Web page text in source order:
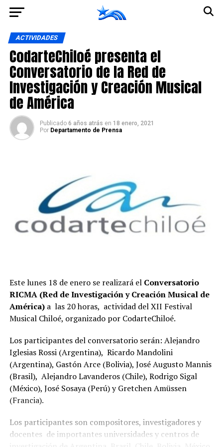
ACTIVIDADES
CodarteChiloé presenta el
Conversatorio de la Red de
Investigación y Creación Musical
de América
Publicado 6 años atrás en 18 enero, 2021
Por Departamento de Prensa
Este lunes 18 de enero se realizará el Conversatorio
RICMA (Red de Investigación y Creación Musical de
América)a las 20 horas, actividad del XII Festival
Musical Chiloé, organizado por CodarteChiloé.
Los participantes del conversatorio serán: Alejandro
Iglesias Rossi (Argentina), Ricardo Mandolini
(Argentina), Gastón Arce (Bolivia), José Augusto Mannis
(Brasil), Alejandro Lavanderos (Chile), Rodrigo Sigal
(México), José Sosaya (Perú) y Gretchen Amüssen
(Francia).
Los participantes son compositores, investigadores y
docentes de importantes universidades y centros de
Ir a la versión móvil